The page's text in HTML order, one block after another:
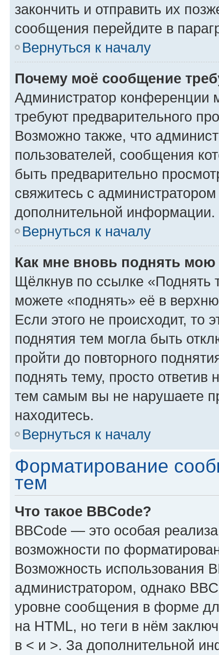
закончить и отправить их
сообщения перейдите в
Вернуться к началу
Почему моё сообщение
Администратор конференции
требуют предварительного
Возможно также, что
пользователей, сообщения
быть предварительно
свяжитесь с
дополнительной информации.
Вернуться к началу
Как мне вновь поднять мою
Щёлкнув по ссылке «Поднять
можете «поднять» её в
Если этого не происходит, то
поднятия тем могла быть
пройти до повторного
поднять тему, просто ответив
тем самым вы не нарушаете
находитесь.
Вернуться к началу
Форматирование
тем
Что такое BBCode?
BBCode — это особая
возможности по
Возможность использования
администратором, однако
уровне сообщения в форме
на HTML, но теги в нём
в < и >. За дополнительной